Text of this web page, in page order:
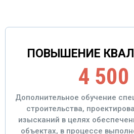
ПОВЫШЕНИЕ
4
Дополнительное обучение
строительства,
изысканий в целях
объектах, в процессе